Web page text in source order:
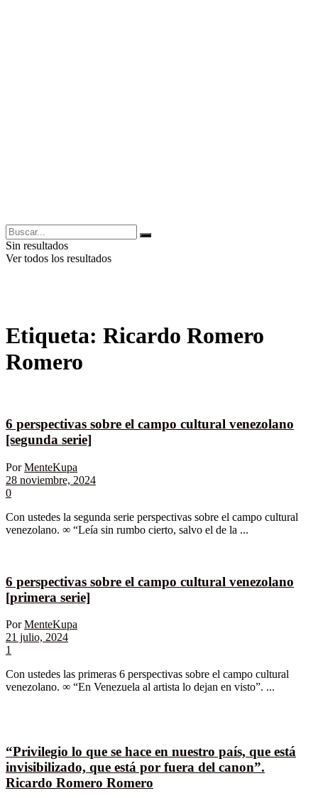
Sin resultados
Ver todos los resultados
Etiqueta: Ricardo Romero
Romero
6 perspectivas sobre el campo cultural venezolano
[segunda serie]
Por MenteKupa
28 noviembre, 2024
0
Con ustedes la segunda serie perspectivas sobre el campo cultural
venezolano. ∞ “Leía sin rumbo cierto, salvo el de la ...
6 perspectivas sobre el campo cultural venezolano
[primera serie]
Por MenteKupa
21 julio, 2024
1
Con ustedes las primeras 6 perspectivas sobre el campo cultural
venezolano. ∞ “En Venezuela al artista lo dejan en visto”. ...
“Privilegio lo que se hace en nuestro país, que está
invisibilizado, que está por fuera del canon”.
Ricardo Romero Romero